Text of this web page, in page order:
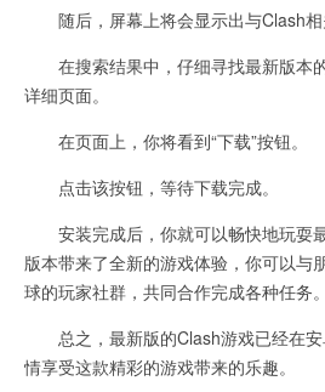
随后，屏幕上将会显示出与Clash相
在搜索结果中，仔细寻找最新版本
详细页面。
在页面上，你将看到“下载”按钮。
点击该按钮，等待下载完成。
安装完成后，你就可以畅快地玩耍
版本带来了全新的游戏体验，你可以与
球的玩家社群，共同合作完成各种任务。
总之，最新版的Clash游戏已经在安
情享受这款精彩的游戏带来的乐趣。